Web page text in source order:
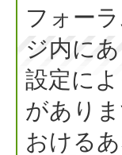
フォー
ジ内に
設定に
があり
おける